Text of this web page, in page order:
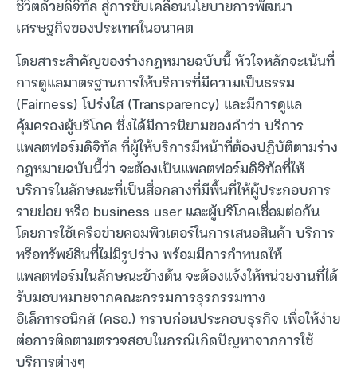
ชีวิตด้วยดิจิทัล สู่การขับเคลื่อนนโยบายการพัฒนา
เศรษฐกิจของประเทศในอนาคต
โดยสาระสำคัญของร่างกฎหมายฉบับนี้ หัวใจหลักจะเน้นที่
การดูแลมาตรฐานการให้บริการที่มีความเป็นธรรม
(Fairness) โปร่งใส (Transparency) และมีการดูแล
คุ้มครองผู้บริโภค ซึ่งได้มีการนิยามของคำว่า บริการ
แพลตฟอร์มดิจิทัล ที่ผู้ให้บริการมีหน้าที่ต้องปฏิบัติตามร่าง
กฎหมายฉบับนี้ว่า จะต้องเป็นแพลตฟอร์มดิจิทัลที่ให้
บริการในลักษณะที่เป็นสื่อกลางที่มีพื้นที่ให้ผู้ประกอบการ
รายย่อย หรือ business user และผู้บริโภคเชื่อมต่อกัน
โดยการใช้เครือข่ายคอมพิวเตอร์ในการเสนอสินค้า บริการ
หรือทรัพย์สินที่ไม่มีรูปร่าง พร้อมมีการกำหนดให้
แพลตฟอร์มในลักษณะข้างต้น จะต้องแจ้งให้หน่วยงานที่ได้
รับมอบหมายจากคณะกรรมการธุรกรรมทาง
อิเล็กทรอนิกส์ (คธอ.) ทราบก่อนประกอบธุรกิจ เพื่อให้ง่าย
ต่อการติดตามตรวจสอบในกรณีเกิดปัญหาจากการใช้
บริการต่างๆ